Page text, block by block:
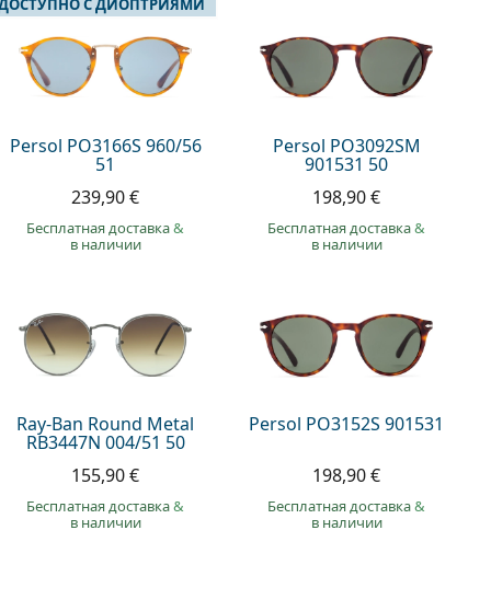
Persol PO3166S 960/56
51
ДОСТУПНО С ДИОПТРИЯМИ
239,90 €
Бесплатная доставка&
в наличии
Persol PO3092SM
901531 50
198,90 €
Бесплатная доставка&
в наличии
Ray-Ban Round Metal
RB3447N 004/51 50
155,90 €
Бесплатная доставка&
в наличии
Persol PO3152S 901531
198,90 €
Бесплатная доставка&
в наличии